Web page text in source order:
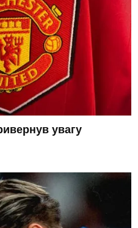
увагу